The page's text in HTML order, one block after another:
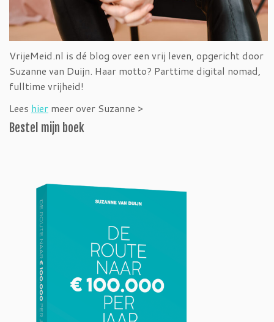
VrijeMeid.nl is dé blog over een vrij leven, opgericht door
Suzanne van Duijn. Haar motto? Parttime digital nomad,
fulltime vrijheid!
Lees hier meer over Suzanne >
Bestel mijn boek